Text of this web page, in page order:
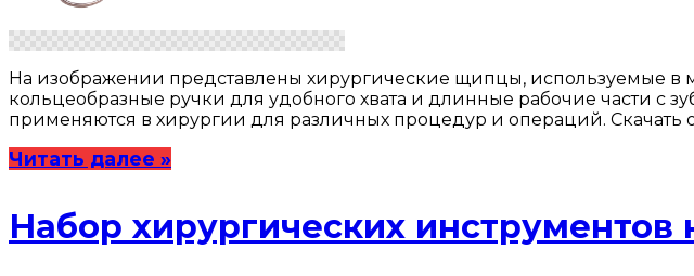
На изображении представлены хирургические щипцы, используемые
кольцеобразные ручки для удобного хвата и длинные рабочие части с
применяются в хирургии для различных процедур и операций. Скачать
Читать далее »
Набор хирургических инструментов